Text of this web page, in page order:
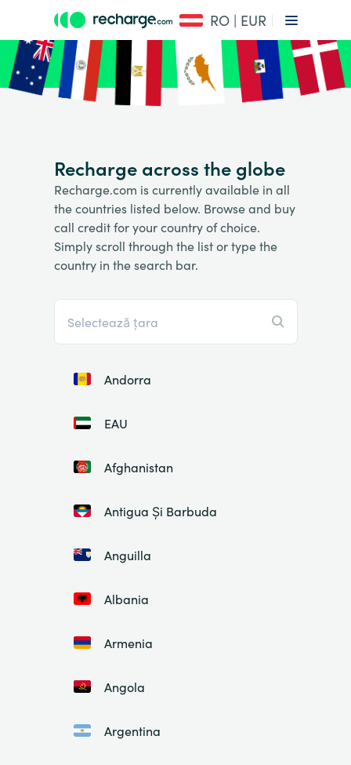
RO | EUR
Recharge across the globe
Recharge.com is currently available in all
the countries listed below. Browse and buy
call credit for your country of choice.
Simply scroll through the list or type the
country in the search bar.
Andorra
EAU
Afghanistan
Antigua Și Barbuda
Anguilla
Albania
Armenia
Angola
Argentina